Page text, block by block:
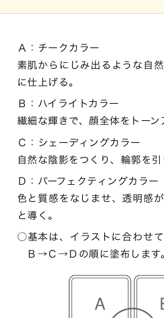
Ａ：チークカラー
素肌からにじみ出るような自
に仕上げる。
Ｂ：ハイライトカラー
繊細な輝きで、顔全体をトーン
Ｃ：シェーディングカラー
自然な陰影をつくり、輪郭を引
Ｄ：パーフェクティングカラー
色と質感をなじませ、透明感
と導く。
基本は、イラストに合わせ
Ｂ→Ｃ→Ｄの順に塗布します